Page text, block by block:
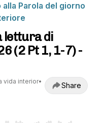
Parola del giorno
lettura di
(2 Pt 1, 1-7) -
vida interior•
Share